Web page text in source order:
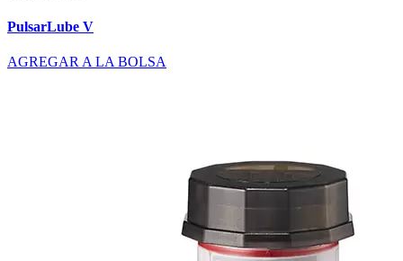
PulsarLube V
AGREGAR A LA BOLSA